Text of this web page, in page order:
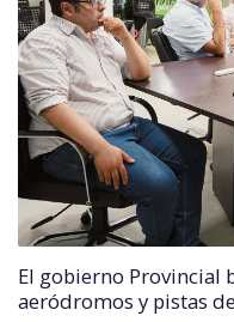
El gobierno Provincial
aeródromos y pistas